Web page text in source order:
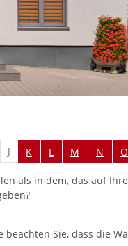
J K L M N O
als in dem, das auf
Sie, dass die